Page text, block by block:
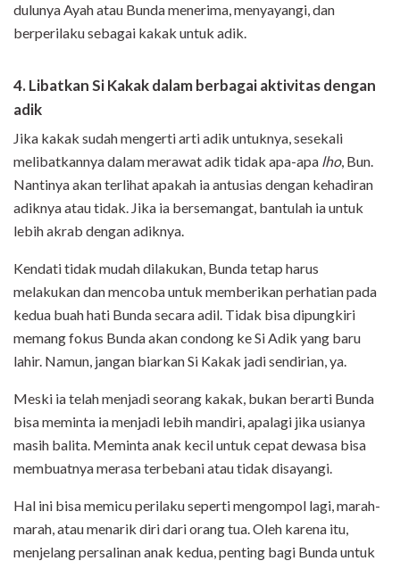
dulunya Ayah atau Bunda menerima, menyayangi, dan
berperilaku sebagai kakak untuk adik.
4. Libatkan Si Kakak dalam berbagai aktivitas dengan
adik
Jika kakak sudah mengerti arti adik untuknya, sesekali
melibatkannya dalam merawat adik tidak apa-apa lho, Bun.
Nantinya akan terlihat apakah ia antusias dengan kehadiran
adiknya atau tidak. Jika ia bersemangat, bantulah ia untuk
lebih akrab dengan adiknya.
Kendati tidak mudah dilakukan, Bunda tetap harus
melakukan dan mencoba untuk memberikan perhatian pada
kedua buah hati Bunda secara adil. Tidak bisa dipungkiri
memang fokus Bunda akan condong ke Si Adik yang baru
lahir. Namun, jangan biarkan Si Kakak jadi sendirian, ya.
Meski ia telah menjadi seorang kakak, bukan berarti Bunda
bisa meminta ia menjadi lebih mandiri, apalagi jika usianya
masih balita. Meminta anak kecil untuk cepat dewasa bisa
membuatnya merasa terbebani atau tidak disayangi.
Hal ini bisa memicu perilaku seperti mengompol lagi, marah-
marah, atau menarik diri dari orang tua. Oleh karena itu,
menjelang persalinan anak kedua, penting bagi Bunda untuk